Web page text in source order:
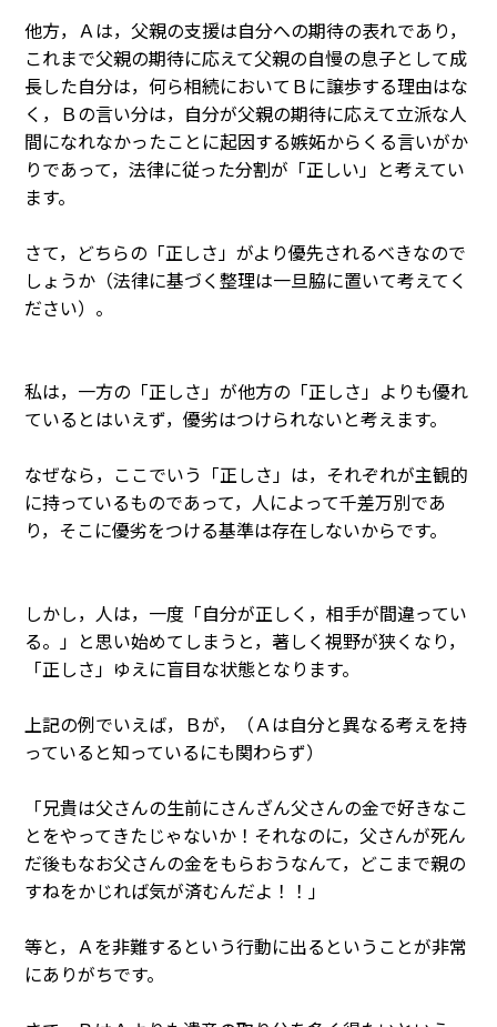
他方，Ａは，父親の支援は自分への期待の表れであり，
これまで父親の期待に応えて父親の自慢の息子として成
長した自分は，何ら相続においてＢに譲歩する理由はな
く，Ｂの言い分は，自分が父親の期待に応えて立派な人
間になれなかったことに起因する嫉妬からくる言いがか
りであって，法律に従った分割が「正しい」と考えてい
ます。
さて，どちらの「正しさ」がより優先されるべきなので
しょうか（法律に基づく整理は一旦脇に置いて考えてく
ださい）。
私は，一方の「正しさ」が他方の「正しさ」よりも優れ
ているとはいえず，優劣はつけられないと考えます。
なぜなら，ここでいう「正しさ」は，それぞれが主観的
に持っているものであって，人によって千差万別であ
り，そこに優劣をつける基準は存在しないからです。
しかし，人は，一度「自分が正しく，相手が間違ってい
る。」と思い始めてしまうと，著しく視野が狭くなり，
「正しさ」ゆえに盲目な状態となります。
上記の例でいえば，Ｂが，（Ａは自分と異なる考えを持
っていると知っているにも関わらず）
「兄貴は父さんの生前にさんざん父さんの金で好きなこ
とをやってきたじゃないか！それなのに，父さんが死ん
だ後もなお父さんの金をもらおうなんて，どこまで親の
すねをかじれば気が済むんだよ！！」
等と，Ａを非難するという行動に出るということが非常
にありがちです。